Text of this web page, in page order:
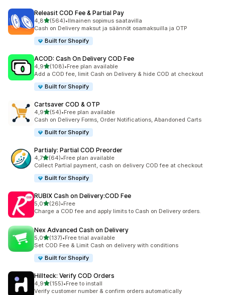
Releasit COD Fee & Partial Pay
4,8/ 5 tähteä
(564)
564 arvostelua yhteensä
•Ilmainen sopimus saatavilla
Cash on Delivery maksut ja säännöt osamaksuilla ja OTP
Built for Shopify
ACOD: Cash On Delivery COD Fee
4,9/ 5 tähteä
(108)
108 arvostelua yhteensä
•Free plan available
Add a COD fee, limit Cash on Delivery & hide COD at checkout
Built for Shopify
Cartsaver COD & OTP
4,9/ 5 tähteä
(54)
54 arvostelua yhteensä
•Free plan available
Cash on Delivery Forms, Order Notifications, Abandoned Carts
Built for Shopify
Partialy: Partial COD Preorder
4,7/ 5 tähteä
(64)
64 arvostelua yhteensä
•Free plan available
Collect Partial payment, cash on delivery COD fee at checkout
Built for Shopify
RUBIX Cash on Delivery:COD Fee
5,0/ 5 tähteä
(26)
26 arvostelua yhteensä
•Free
Charge a COD fee and apply limits to Cash on Delivery orders.
Nex Advanced Cash on Delivery
5,0/ 5 tähteä
(137)
137 arvostelua yhteensä
•Free trial available
Set COD Fee & Limit Cash on delivery with conditions
Built for Shopify
Hillteck: Verify COD Orders
4,9/ 5 tähteä
(155)
155 arvostelua yhteensä
•Free to install
Verify customer number & confirm orders automatically